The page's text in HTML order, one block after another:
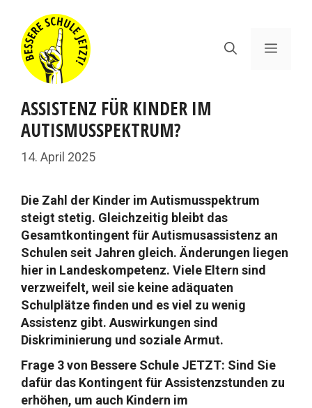
Inhalt
springen
Menü
ASSISTENZ FÜR KINDER IM
AUTISMUSSPEKTRUM?
14. April 2025
Die Zahl der Kinder im Autismusspektrum
steigt stetig. Gleichzeitig bleibt das
Gesamtkontingent für Autismusassistenz an
Schulen seit Jahren gleich. Änderungen liegen
hier in Landeskompetenz. Viele Eltern sind
verzweifelt, weil sie keine adäquaten
Schulplätze finden und es viel zu wenig
Assistenz gibt. Auswirkungen sind
Diskriminierung und soziale Armut.
Frage 3 von Bessere Schule JETZT: Sind Sie
dafür das Kontingent für Assistenzstunden zu
erhöhen, um auch Kindern im